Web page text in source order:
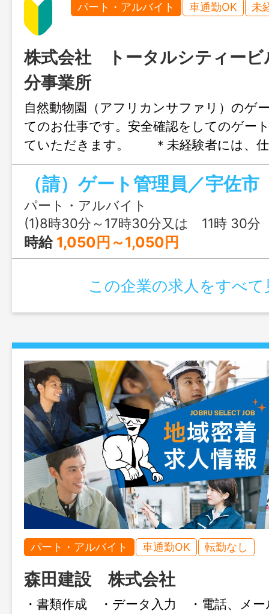
パート・アルバイト 車通勤OK 未
株式会社 トータルシティー
分事業所
自然動物園（アフリカンサファリ）のゲ
てのお仕事です。安全確認をしてのゲー
ていただきます。 ＊未経験者には、仕
う丁寧な指導がありますので、安心して
い。 ＊業務変更の可能性なし
パート・アルバイト
(1)8時30分～17時30分又は 11時 30分 ～ 13時
時給 1,050円～1,050円
この企業の求人をすべて
パート・アルバイト 車通勤OK 転勤なし
森田建設 株式会社
・書類作成 ・データ入力 ・電話、メ